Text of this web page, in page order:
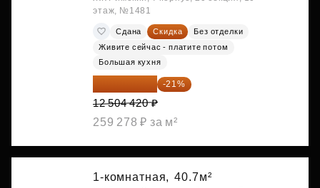
этаж, №1481
Сдана Скидка
Без отделки
Живите сейчас - платите потом
Большая кухня
-21%
12 504 420 ₽
259 278 ₽ за м²
1-комнатная, 40.7м²